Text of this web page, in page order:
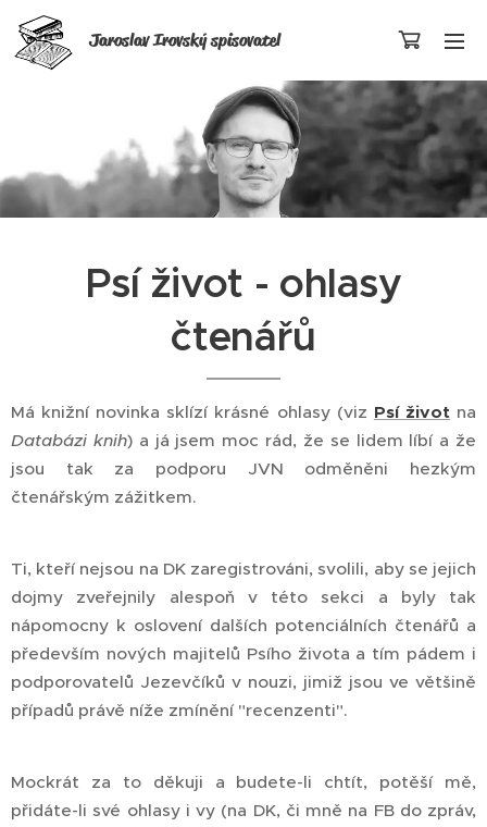
Jaroslav Irovskýspisovatel
Psí život - ohlasy
čtenářů
Má knižní novinka sklízí krásné ohlasy (viz Psí životna
Databázi knih) a já jsem moc rád, že se lidem líbí a že
jsou tak za podporu JVN odměněni hezkým
čtenářským zážitkem.
Ti, kteří nejsou na DK zaregistrováni, svolili, aby se jejich
dojmy zveřejnily alespoň v této sekci a byly tak
nápomocny k oslovení dalších potenciálních čtenářů a
především nových majitelů Psího života a tím pádem i
podporovatelů Jezevčíků v nouzi, jimiž jsou ve většině
případů právě níže zmínění "recenzenti".
Mockrát za to děkuji a budete-li chtít, potěší mě,
přidáte-li své ohlasy i vy (na DK, či mně na FB do zpráv,